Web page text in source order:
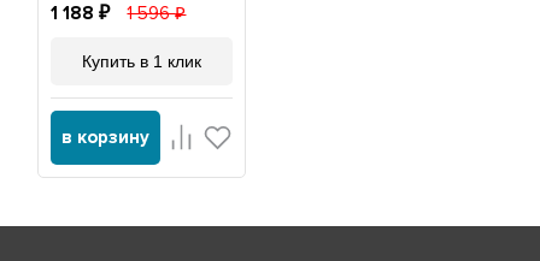
1 188 1 596
Купить в 1 клик
в корзину